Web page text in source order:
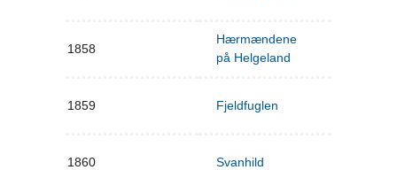
1858
Hærmændene
på Helgeland
1859 Fjeldfuglen
1860 Svanhild